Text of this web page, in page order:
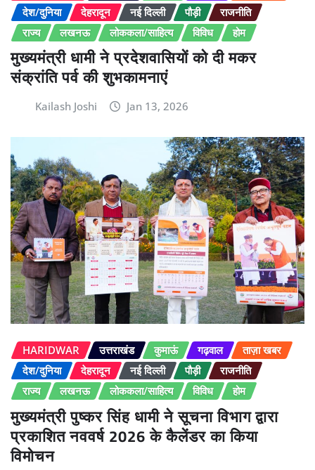
देश/दुनिया देहरादून नई दिल्ली पौड़ी
राजनीति
राज्य
लखनऊ लोककला/साहित्य विविध होम
मुख्यमंत्री धामी ने प्रदेशवासियों को दी मकर
संक्रांति पर्व की शुभकामनाएं
Kailash Joshi Jan 13, 2026
HARIDWAR उत्तराखंड कुमाऊं गढ़वाल
ताज़ा खबर
देश/दुनिया
देहरादून नई दिल्ली पौड़ी
राजनीति
राज्य
लखनऊ लोककला/साहित्य विविध होम
मुख्यमंत्री पुष्कर सिंह धामी ने सूचना विभाग द्वारा
प्रकाशित नववर्ष 2026 के कैलेंडर का किया
विमोचन